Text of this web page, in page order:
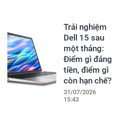
Trải nghiệm
Dell 15 sau
một tháng:
Điểm gì đáng
tiền, điểm gì
còn hạn chế?
31/07/2026
15:43